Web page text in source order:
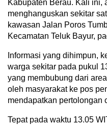
Kabupaten Berau. Kali ini,
menghanguskan sekitar
kawasan Jalan Poros
Kecamatan Teluk Bayur,
Informasi yang dihimpun,
warga sekitar pada pukul
yang membubung dari
oleh masyarakat ke pos
mendapatkan pertolongan
Tepat pada waktu 13.05